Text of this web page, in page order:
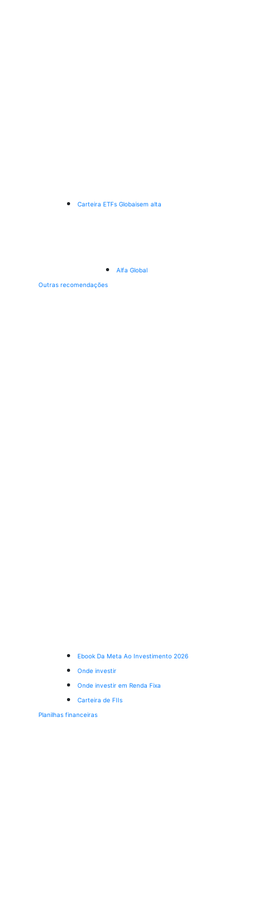
Carteira ETFs Globaisem alta
Alfa Global
Outras recomendações
Ebook Da Meta Ao Investimento 2026
Onde investir
Onde investir em Renda Fixa
Carteira de FIIs
Planilhas financeiras